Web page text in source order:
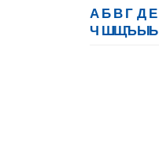
АБВГ ДЕ
Ч ШЩЪЫЬ